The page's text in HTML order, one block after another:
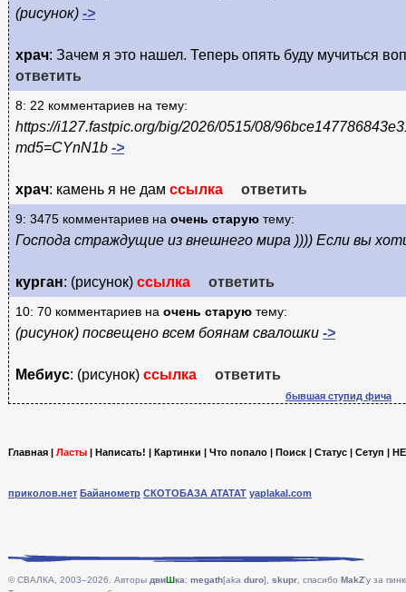
(рисунок) ->
храч: Зачем я это нашел. Теперь опять буду мучиться
ответить
8: 22 комментариев на тему:
https://i127.fastpic.org/big/2026/0515/08/
md5=CYnN1b ->
храч: камень я не дам ссылка ответить
9: 3475 комментариев на очень старую тему:
Господа страждущие из внешнего мира )))) Если вы
курган: (рисунок) ссылка ответить
10: 70 комментариев на очень старую тему:
(рисунок) посвещено всем боянам свалошки ->
Мебиус: (рисунок) ссылка ответить
бывшая ступид фича
Главная | Ласты | Написать! | Картинки | Что попало | Поиск | Статус | Сетуп |
приколов.нет Байанометр СКОТОБАЗА АТАТАТ yaplakal.com
© СВАЛКА, 2003–2026. Авторы двиШка: megath[aka duro], skupr , спасибо MakZ'у за